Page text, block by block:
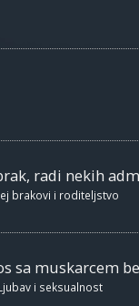
radi nekih
brakovi i roditeljstvo
sa muskarcem
i seksualnost